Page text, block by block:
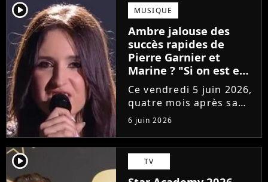
candidat se livre à
coeur ouvert sur
l'avenir incertain dans
le milieu...
player2 MUSIQUE
Ambre jalouse des
succès rapides de
Pierre Garnier et
Marine ? "Si on est en
compétition..."
Ce vendredi 5 juin 2026,
quatre mois après sa
victoire à la Star
Academy, Ambre a
dévoilé J'me demande,
son premier single. Une
chanson arrivée
6 juin 2026
player2 TV